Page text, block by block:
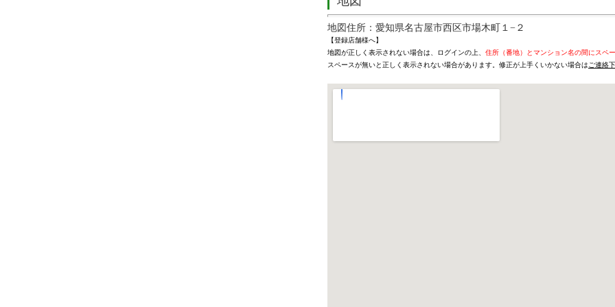
地図住所：愛知県名古屋市西区市場木町１−２
【登録店舗様へ】
地図が正しく表示されない場合は、ログインの上、 住所（番地）とマンション名の間にスペ
スペースが無いと正しく表示されない場合があります。修正が上手くいかない場合は ご連絡